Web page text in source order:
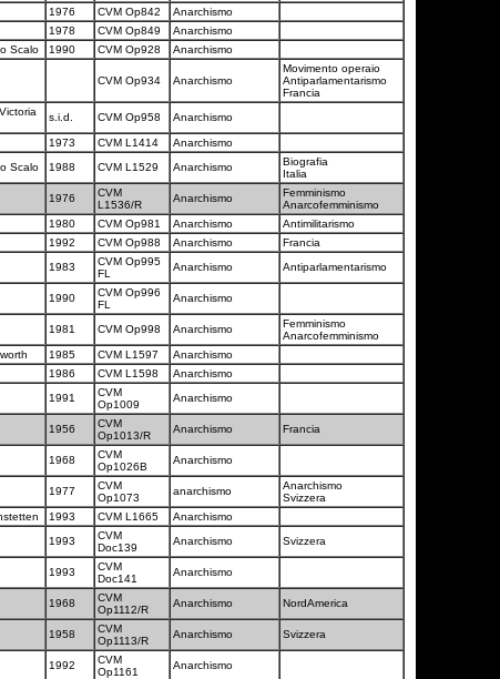
1976 CVM Op842
Anarchismo
1978 CVM Op849
Anarchismo
Scalo 1990 CVM Op928 Anarchismo
CVM Op934 Anarchismo
Movimento operaio
Antiparlamentarismo
Francia
s.i.d. CVM Op958 Anarchismo
1973 CVM L1414
Anarchismo
Scalo 1988 CVM L1529 Anarchismo
Biografia
Italia
1976
CVM
L1536/R
Anarchismo
Femminismo
Anarcofemminismo
1980 CVM Op981 Anarchismo
Antimilitarismo
1992 CVM Op988 Anarchismo
Francia
1983
CVM Op995
FL
Anarchismo Antiparlamentarismo
1990
CVM Op996
FL
Anarchismo
1981 CVM Op998 Anarchismo
Femminismo
Anarcofemminismo
1985 CVM L1597
Anarchismo
1986 CVM L1598
Anarchismo
1991
CVM
Op1009
Anarchismo
1956
CVM
Op1013/R
Anarchismo Francia
1968
CVM
Op1026B
Anarchismo
1977
CVM
Op1073
anarchismo
Anarchismo
Svizzera
1993 CVM L1665
Anarchismo
1993
CVM
Doc139
Anarchismo Svizzera
1993
CVM
Doc141
Anarchismo
1968
CVM
Op1112/R
Anarchismo NordAmerica
1958
CVM
Op1113/R
Anarchismo Svizzera
1992
CVM
Op1161
Anarchismo